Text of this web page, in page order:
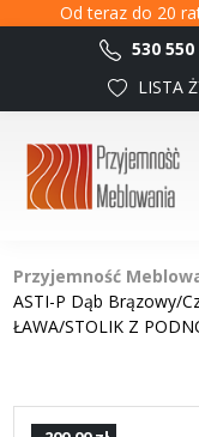
Od teraz do 20
530 550
LISTA
Przyjemność
ASTI-P Dąb Brązowy/
ŁAWA/STOLIK Z